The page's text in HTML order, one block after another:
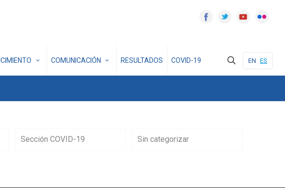
COMUNICACIÓN RESULTADOS COVID-19 EN ES
Sección COVID-19 Sin categorizar